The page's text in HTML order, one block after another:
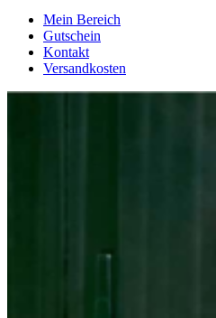
Mein Bereich
Gutschein
Kontakt
Versandkosten